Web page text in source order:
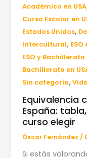
Académico en USA
Curso Escolar en
Estados Unidos,
Intercultural,
ESO y
Bachillerato en
Sin categoría,
Equivalencia
España:
curso elegir
Óscar Fernández /
Si estás